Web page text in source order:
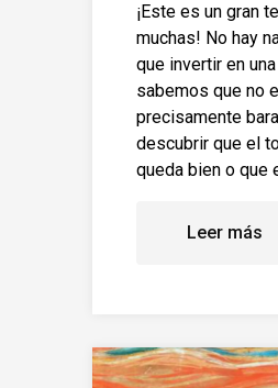
¡Este es un gran
muchas! No hay
que invertir en
sabemos que no
precisamente
descubrir que el
queda bien o que
Leer más